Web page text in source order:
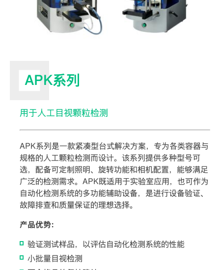
APK系列
用于人工目视颗粒检测
APK系列是一款紧凑型台式解决方案，专为各类容器与
规格的人工颗粒检测而设计。该系列提供多种型号可
选，配备可定制照明、旋转功能和相机配置，能够满足
广泛的检测需求。APK既适用于实验室应用，也可作为
自动化检测系统的多功能辅助设备，是进行设备验证、
故障排查和质量保证的理想选择。
产品优势：
验证测试样品，以评估自动化检测系统的性能
小批量目视检测